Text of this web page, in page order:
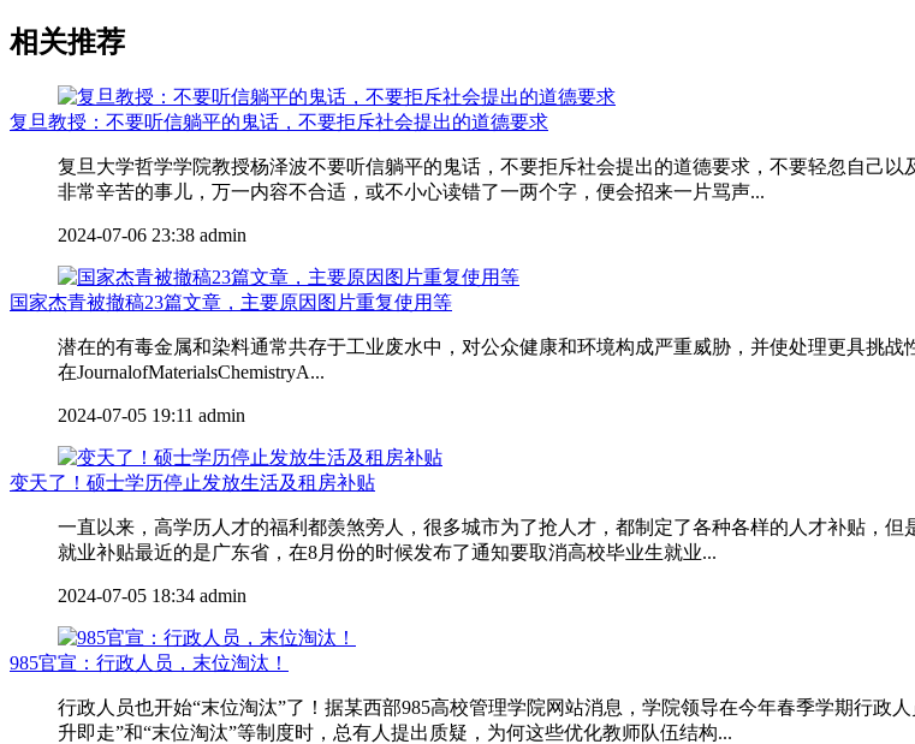
相关推荐
复旦教授：不要听信躺平的鬼话，不要拒斥社会提出的道德要求
复旦大学哲学学院教授杨泽波不要听信躺平的鬼话，不要拒斥社会提出的道德要求，不要轻忽自己
非常辛苦的事儿，万一内容不合适，或不小心读错了一两个字，便会招来一片骂声...
2024-07-06 23:38 admin
国家杰青被撤稿23篇文章，主要原因图片重复使用等
潜在的有毒金属和染料通常共存于工业废水中，对公众健康和环境构成严重威胁，并使处理更具挑
在JournalofMaterialsChemistryA...
2024-07-05 19:11 admin
变天了！硕士学历停止发放生活及租房补贴
一直以来，高学历人才的福利都羡煞旁人，很多城市为了抢人才，都制定了各种各样的人才补贴，
就业补贴最近的是广东省，在8月份的时候发布了通知要取消高校毕业生就业...
2024-07-05 18:34 admin
985官宣：行政人员，末位淘汰！
行政人员也开始“末位淘汰”了！据某西部985高校管理学院网站消息，学院领导在今年春季学期行政
升即走”和“末位淘汰”等制度时，总有人提出质疑，为何这些优化教师队伍结构...